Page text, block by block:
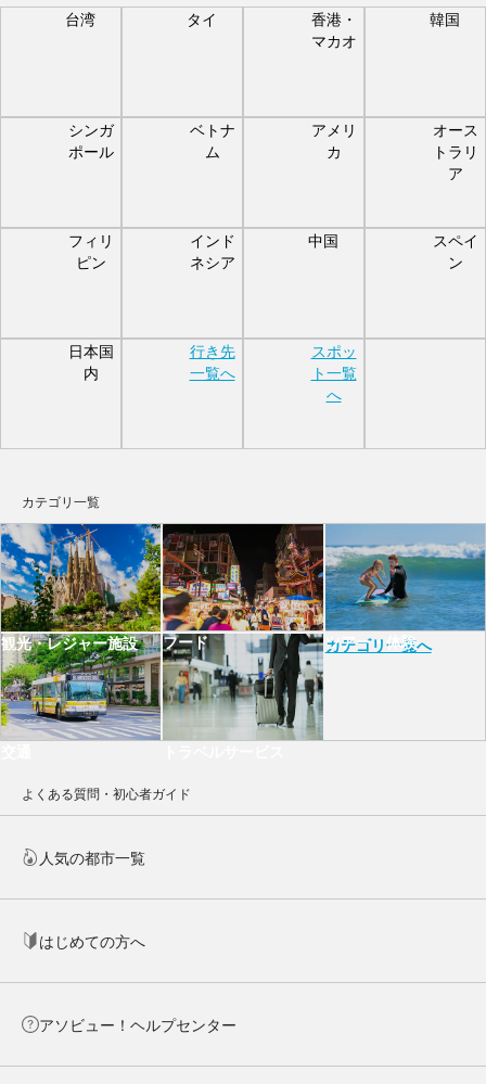
台湾 タイ
香港・
マカオ
韓国
シンガ
ポール
ベトナ
ム
アメリ
カ
オース
トラリ
ア
フィリ
ピン
インド
ネシア
中国
スペイ
ン
日本国
内
行き先
一覧へ
スポッ
ト一覧
へ
カテゴリ一覧
観光・レジャー施設 フード ツアー・体験
カテゴリ一覧へ
よくある質問・初心者ガイド
人気の都市一覧
はじめての方へ
アソビュー！ヘルプセンター